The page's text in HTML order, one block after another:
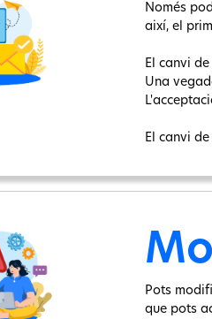
Només
així, el
El canvi
Una
El canvi
Pots
que pots